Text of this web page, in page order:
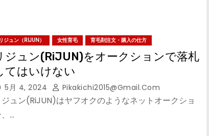
リジュン（RIJUN） 女性育毛 育毛剤注文・購入の仕方
ジュン(RiJUN)をオークションで落札
てはいけない
5月 4, 2024 Pikakichi2015@gmail.com
ジュン(RiJUN)はヤフオクのようなネットオークショ
…